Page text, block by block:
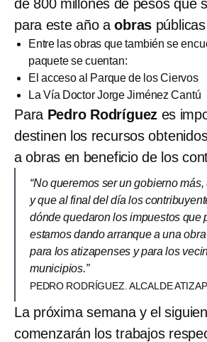
de 800 millones de pesos que
para este año aobras
Entre las obras que también se
paquete se cuentan:
El acceso al Parque de los Ciervos
La Vía Doctor Jorge Jiménez Cantú
Para Pedro Rodríguez es
destinen los recursos
a obras en beneficio de los
“No queremos ser un gobierno
y que al final del día los
dónde quedaron los impuestos que
estamos dando arranque a una
para los atizapenses y para los
municipios.”
PEDRO RODRÍGUEZ. ALCALDE
La próxima semana y el
comenzarán los trabajos